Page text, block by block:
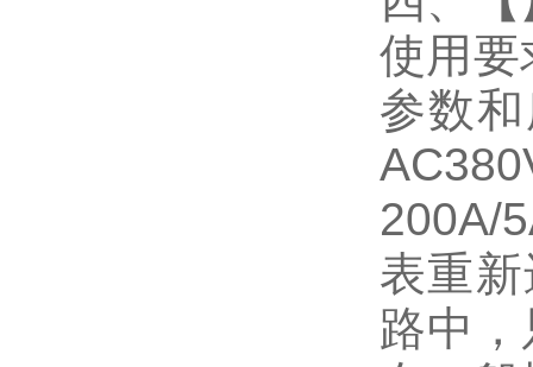
使用要
参数
200A/
表重
路中，